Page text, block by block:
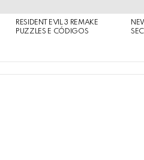
RESIDENT EVIL 3 REMAKE
PUZZLES E CÓDIGOS